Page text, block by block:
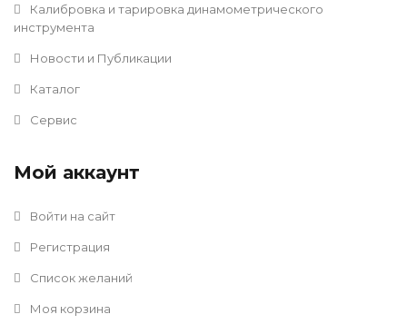
Калибровка и тарировка динамометрического
инструмента
Новости и Публикации
Каталог
Сервис
Мой аккаунт
Войти на сайт
Регистрация
Список желаний
Моя корзина